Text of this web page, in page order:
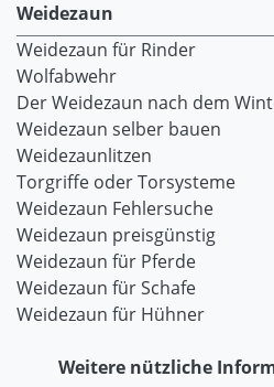
Weidezaun
Weidezaun für Rinder
Wolfabwehr
Der Weidezaun nach dem
Weidezaun selber bauen
Weidezaunlitzen
Torgriffe oder Torsysteme
Weidezaun Fehlersuche
Weidezaun preisgünstig
Weidezaun für Pferde
Weidezaun für Schafe
Weidezaun für Hühner
Weitere nützliche